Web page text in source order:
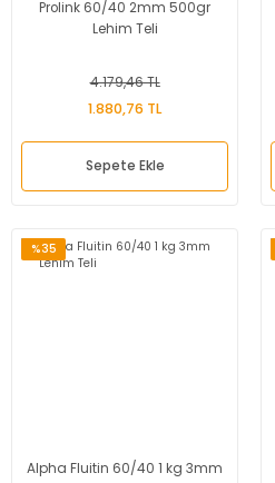
Prolink 60/40 2mm 500gr
Lehim Teli
4.179,46 TL
1.880,76 TL
Sepete Ekle
%35
Alpha Fluitin 60/40 1 kg 3mm